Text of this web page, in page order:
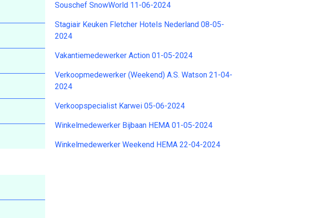
Souschef SnowWorld 11-06-2024
Stagiair Keuken Fletcher Hotels Nederland 08-05-
2024
Vakantiemedewerker Action 01-05-2024
Verkoopmedewerker (Weekend) A.S. Watson 21-04-
2024
Verkoopspecialist Karwei 05-06-2024
Winkelmedewerker Bijbaan HEMA 01-05-2024
Winkelmedewerker Weekend HEMA 22-04-2024